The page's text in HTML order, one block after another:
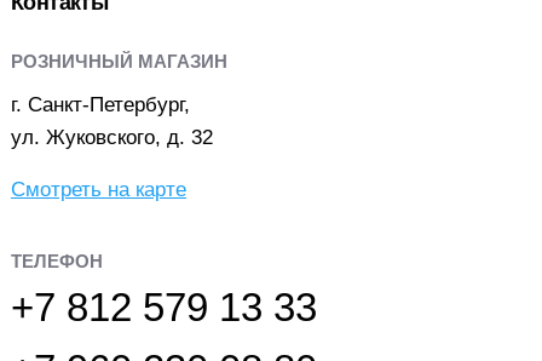
РОЗНИЧНЫЙ МАГАЗИН
г. Санкт-Петербург,
ул. Жуковского, д. 32
Смотреть на карте
ТЕЛЕФОН
+7 812 579 13 33